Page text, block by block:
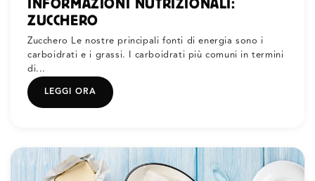
INFORMAZIONI NUTRIZIONALI:
ZUCCHERO
Zucchero Le nostre principali fonti di energia sono i
carboidrati e i grassi. I carboidrati più comuni in termini
di...
LEGGI ORA